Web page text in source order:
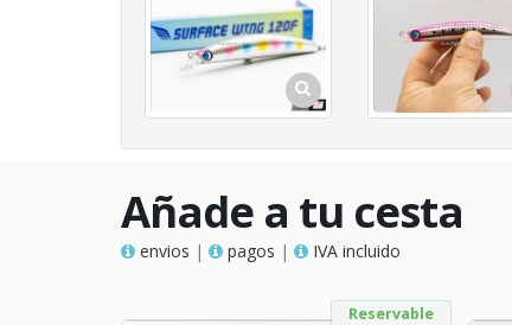
Añade a tu cesta
envios | pagos | IVA incluido
Reservable